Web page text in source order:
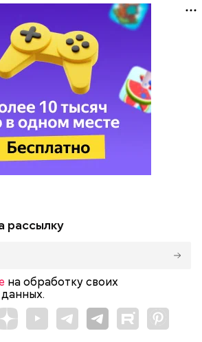
рассылку
на обработку своих